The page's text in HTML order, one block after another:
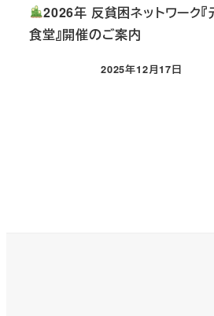
2026年 反貧困ネットワーク『
食堂』開催のご案内
投稿日
2025年12月17日